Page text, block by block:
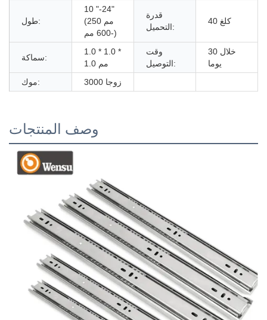
طول:
10 "-24"
(250 مم
-600 مم)
قدرة
التحميل:
40 كلغ
سماكة:
1.0 * 1.0 *
1.0 مم
وقت
التوصيل:
خلال 30
يوما
موك:
3000 زوجا
وصف المنتجات